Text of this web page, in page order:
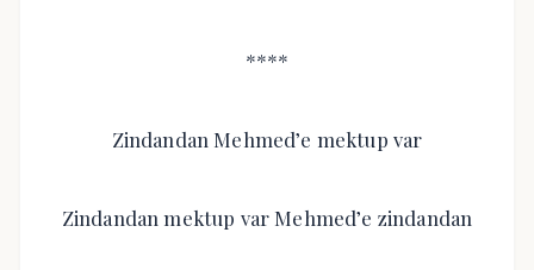
****
Zindandan Mehmed’e mektup var
Zindandan mektup var Mehmed’e zindandan